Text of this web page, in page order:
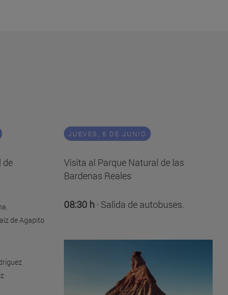
de
de Agapito
JUEVES, 6 DE JUNIO
Visita al Parque Natural de las
Bardenas Reales
08:30 h · Salida de autobuses.